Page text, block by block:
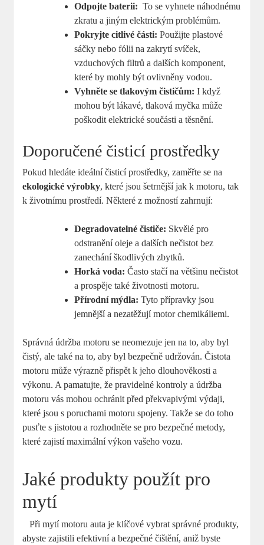
Odpojte baterii: ⁢ To se vyhnete⁣ náhodnému
⁤zkratu a jiným elektrickým problémům.
Pokryjte citlivé části: Použijte plastové
sáčky nebo⁣ fólii na zakrytí svíček,
vzduchových ⁣filtrů a dalších ⁤komponent,⁤
které by mohly být ovlivněny ​vodou.
Vyhněte se tlakovým čističům: I když
mohou být lákavé, ⁢tlaková myčka může
poškodit elektrické ‍součásti a těsnění.
Doporučené čisticí prostředky
Pokud hledáte ideální čisticí ​prostředky, zaměřte se na
ekologické výrobky, ‍které jsou šetrnější jak k motoru, tak
k životnímu prostředí. Některé⁣ z možností ‌zahrnují:
Degradovatelné čističe: Skvělé pro ​
odstranění ​oleje a‍ dalších nečistot bez
zanechání škodlivých ​zbytků.
Horká voda: Často stačí na většinu nečistot
a prospěje‍ také životnosti motoru.
Přírodní mýdla: Tyto​ přípravky jsou
jemnější a nezatěžují motor chemikáliemi.
Správná ​údržba motoru se neomezuje‌ jen na to,⁢ aby byl
čistý, ale také na to, aby byl ⁢bezpečně udržován. Čistota
motoru může výrazně přispět k jeho dlouhověkosti​ a
výkonu. A pamatujte,‍ že pravidelné ⁣kontroly a údržba
motoru vás mohou​ ochránit před překvapivými výdaji,
které jsou s poruchami⁢ motoru spojeny. Takže ⁣se do toho
pusťte s jistotou a rozhodněte se pro bezpečné metody,
‍které zajistí‌ maximální výkon vašeho vozu.
Jaké produkty ‍použít pro
mytí
​ ​ ⁤ Při mytí⁣ motoru auta je klíčové vybrat správné⁤ produkty,
abyste⁢ zajistili efektivní a bezpečné ⁣čištění, aniž byste